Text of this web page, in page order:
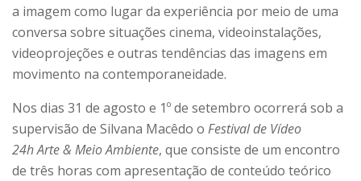
a imagem como lugar da experiência por meio de uma
conversa sobre situações cinema, videoinstalações,
videoprojeções e outras tendências das imagens em
movimento na contemporaneidade.
Nos dias 31 de agosto e 1º de setembro ocorrerá sob a
supervisão de Silvana Macêdo o Festival de Vídeo
24h Arte & Meio Ambiente, que consiste de um encontro
de três horas com apresentação de conteúdo teórico